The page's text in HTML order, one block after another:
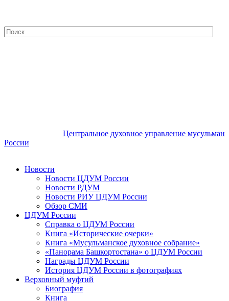
Центральное духовное управление мусульман
России
Новости
Новости ЦДУМ России
Новости РДУМ
Новости РИУ ЦДУМ России
Обзор СМИ
ЦДУМ России
Справка о ЦДУМ России
Книга «Исторические очерки»
Книга «Мусульманское духовное собрание»
«Панорама Башкортостана» о ЦДУМ России
Награды ЦДУМ России
История ЦДУМ России в фотографиях
Верховный муфтий
Биография
Книга